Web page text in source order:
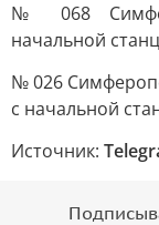
№ 068
начальной
№ 026
с начальной
Источник: